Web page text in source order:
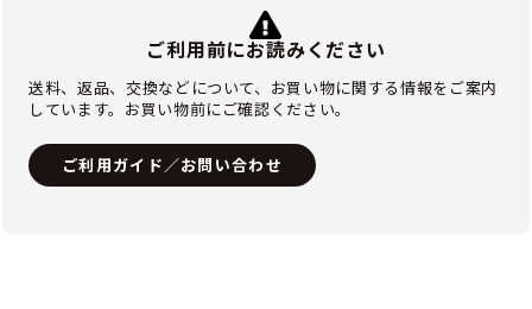
ご利用前にお読みください
送料、返品、交換などについて、お買い物に関する情報をご案内
しています。お買い物前にご確認ください。
ご利用ガイド／お問い合わせ